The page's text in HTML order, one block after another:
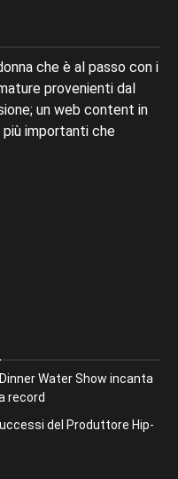
che è al passo con i
provenienti dal
un web content in
importanti che
Water Show incanta
record
del Produttore Hip-